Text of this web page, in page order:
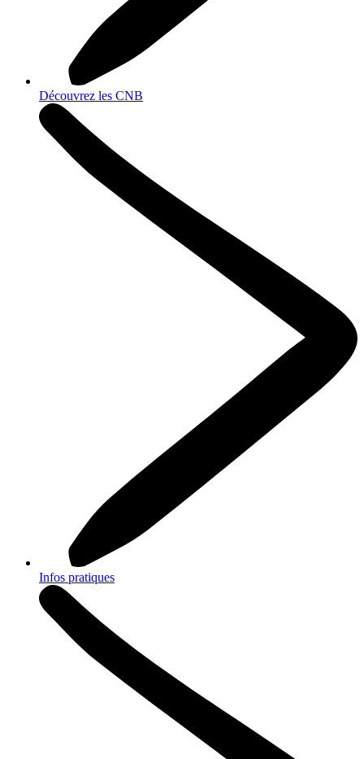
Découvrez les CNB
Infos pratiques